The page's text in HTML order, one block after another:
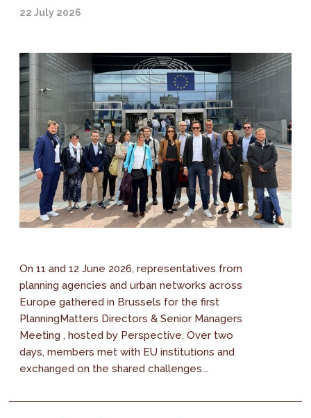
22 July 2026
On 11 and 12 June 2026, representatives from
planning agencies and urban networks across
Europe gathered in Brussels for the first
PlanningMatters Directors & Senior Managers
Meeting , hosted by Perspective. Over two
days, members met with EU institutions and
exchanged on the shared challenges...